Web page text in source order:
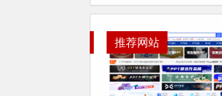
推荐网站